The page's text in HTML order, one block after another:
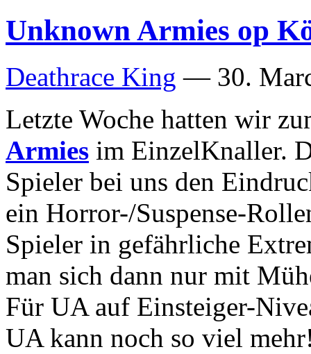
Unknown Armies op
Deathrace King — 30.
Letzte Woche hatten wir
Armies im EinzelKnaller.
Spieler bei uns den
ein Horror-/Suspense-
Spieler in gefährliche
man sich dann nur mit
Für UA auf Einsteiger-
UA kann noch so viel